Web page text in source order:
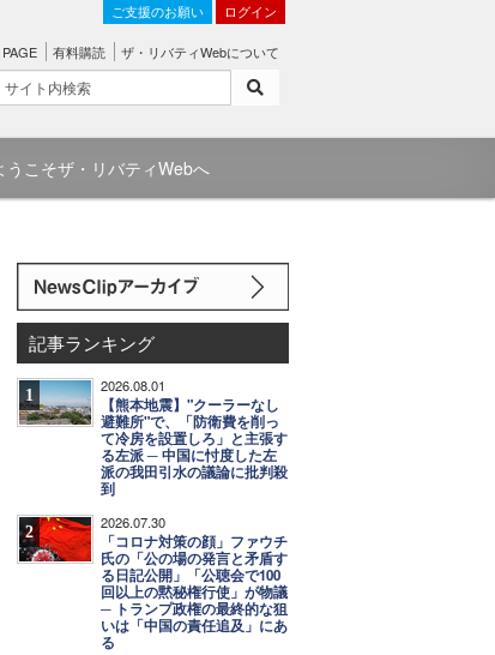
ご支援のお願い ログイン
有料購読 ザ・リバティWebについて
うこそザ・リバティWebへ
記事ランキング
1 2026.08.01
【熊本地震】"クーラーなし
避難所"で、「防衛費を削っ
て冷房を設置しろ」と主張す
る左派 ─ 中国に忖度した左
派の我田引水の議論に批判殺
到
2 2026.07.30
「コロナ対策の顔」ファウチ
氏の「公の場の発言と矛盾す
る日記公開」「公聴会で100
回以上の黙秘権行使」が物議
─ トランプ政権の最終的な狙
いは「中国の責任追及」にあ
る